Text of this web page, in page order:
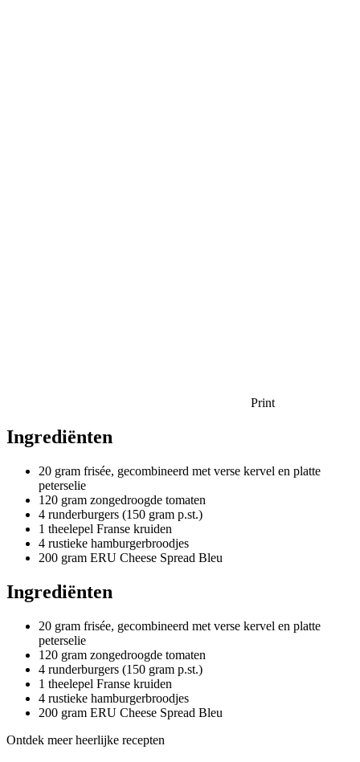
Print
Ingrediënten
20 gram frisée, gecombineerd met verse kervel en platte
peterselie
120 gram zongedroogde tomaten
4 runderburgers (150 gram p.st.)
1 theelepel Franse kruiden
4 rustieke hamburgerbroodjes
200 gram ERU Cheese Spread Bleu
Ingrediënten
20 gram frisée, gecombineerd met verse kervel en platte
peterselie
120 gram zongedroogde tomaten
4 runderburgers (150 gram p.st.)
1 theelepel Franse kruiden
4 rustieke hamburgerbroodjes
200 gram ERU Cheese Spread Bleu
Ontdek meer heerlijke recepten